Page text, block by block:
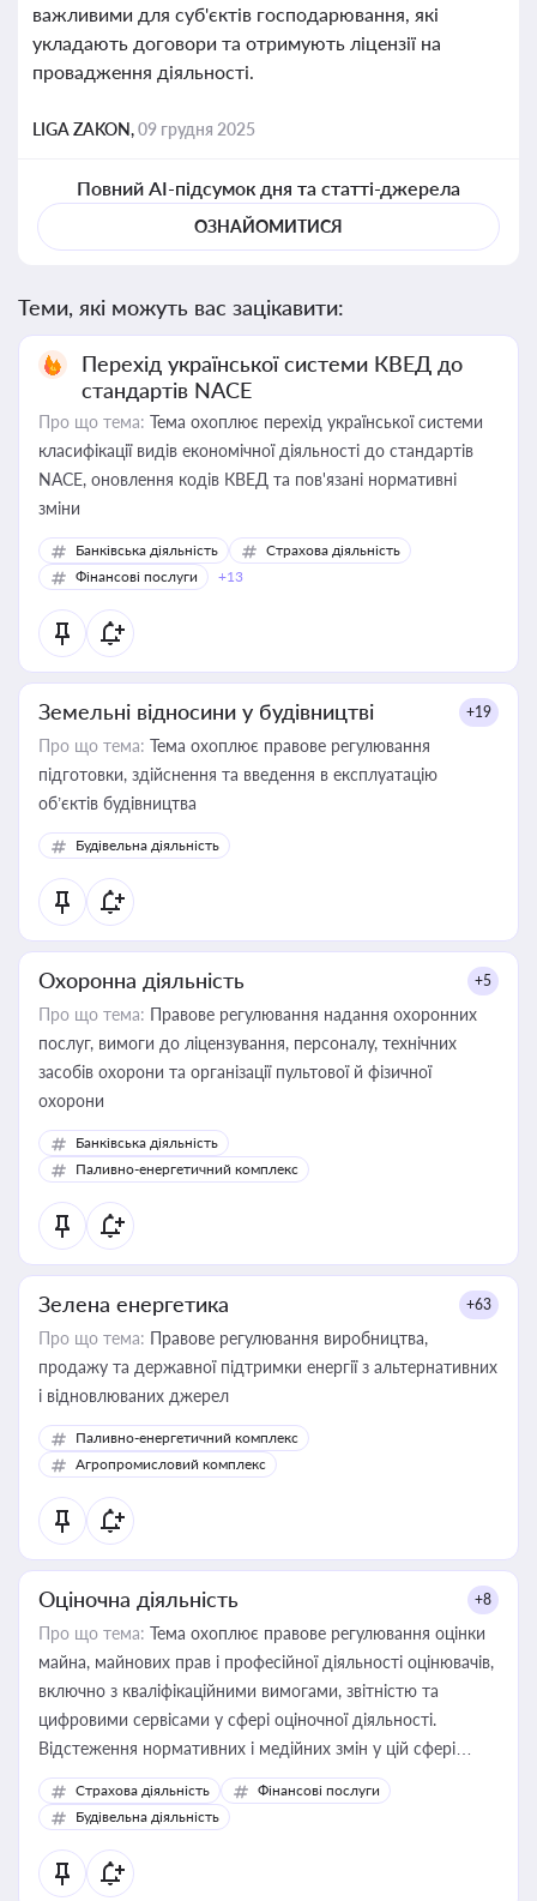
важливими для суб'єктів господарювання, які
укладають договори та отримують ліцензії на
провадження діяльності.
LIGA ZAKON,09 грудня 2025
Повний AI-підсумок дня та статті-джерела
ОЗНАЙОМИТИСЯ
Теми, які можуть вас зацікавити:
Перехід української системи КВЕД до
стандартів NACE
Про що тема: Тема охоплює перехід української системи
класифікації видів економічної діяльності до стандартів
NACE, оновлення кодів КВЕД та пов'язані нормативні
зміни
Банківська діяльність
Страхова діяльність
Фінансові послуги
+13
Земельні відносини у будівництві +19
Про що тема: Тема охоплює правове регулювання
підготовки, здійснення та введення в експлуатацію
об’єктів будівництва
Будівельна діяльність
Охоронна діяльність +5
Про що тема: Правове регулювання надання охоронних
послуг, вимоги до ліцензування, персоналу, технічних
засобів охорони та організації пультової й фізичної
охорони
Банківська діяльність
Паливно-енергетичний комплекс
Зелена енергетика +63
Про що тема: Правове регулювання виробництва,
продажу та державної підтримки енергії з альтернативних
і відновлюваних джерел
Паливно-енергетичний комплекс
Агропромисловий комплекс
Оціночна діяльність +8
Про що тема: Тема охоплює правове регулювання оцінки
майна, майнових прав і професійної діяльності оцінювачів,
включно з кваліфікаційними вимогами, звітністю та
цифровими сервісами у сфері оціночної діяльності.
Відстеження нормативних і медійних змін у цій сфері
корисне для власника бізнесу, керівника, юриста або
бухгалтера під час оподаткування, приватизації, оренди
державного майна, корпоративних угод і перевірки
статусу суб'єктів оціночної діяльності
Страхова діяльність
Фінансові послуги
Будівельна діяльність